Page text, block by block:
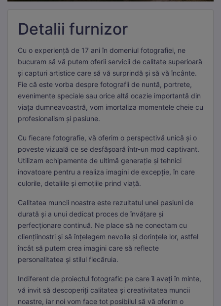
Detalii furnizor
Cu o experiență de 17 ani în domeniul fotografiei, ne
bucuram să vă putem oferii servicii de calitate superioară
și capturi artistice care să vă surprindă și să vă încânte.
Fie că este vorba despre fotografii de nuntă, portrete,
evenimente speciale sau orice altă ocazie importantă din
viața dumneavoastră, vom imortaliza momentele cheie cu
profesionalism și pasiune.
Cu fiecare fotografie, vă oferim o perspectivă unică și o
poveste vizuală ce se desfășoară într-un mod captivant.
Utilizam echipamente de ultimă generație și tehnici
inovatoare pentru a realiza imagini de excepție, în care
culorile, detaliile și emoțiile prind viață.
Calitatea muncii noastre este rezultatul unei pasiuni de
durată și a unui dedicat proces de învățare și
perfecționare continuă. Ne place să ne conectam cu
cliențiinostri și să înțelegem nevoile și dorințele lor, astfel
încât să putem crea imagini care să reflecte
personalitatea și stilul fiecăruia.
Indiferent de proiectul fotografic pe care îl aveți în minte,
vă invit să descoperiți calitatea și creativitatea muncii
noastre, iar noi vom face tot posibilul să vă oferim o